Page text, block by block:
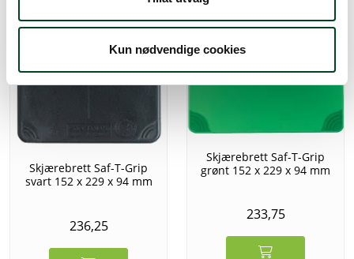
Kun nødvendige cookies
Skjærebrett Saf-T-Grip
svart 152 x 229 x 94 mm
236,25
Skjærebrett Saf-T-Grip
grønt 152 x 229 x 94 mm
233,75